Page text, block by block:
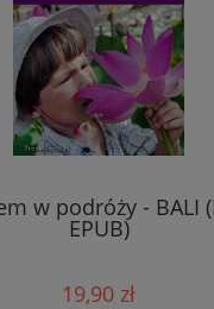
w podróży - BALI
EPUB)
19,90 zł